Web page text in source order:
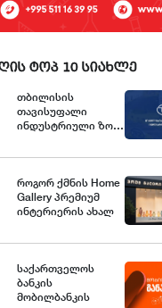
ტოპ 10 სიახლე
თბილისის
თავისუფალი
ინდუსტრიული ზონა
ავრცელებს
როგორ ქმნის Home
Gallery პრემიუმ
ინტერიერის ახალ
საქართველოში
საქართველოს
ბანკის
მობილბანკის